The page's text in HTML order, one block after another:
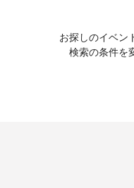
お探しのイベン
検索の条件を